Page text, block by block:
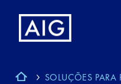
SOLUÇÕES PARA